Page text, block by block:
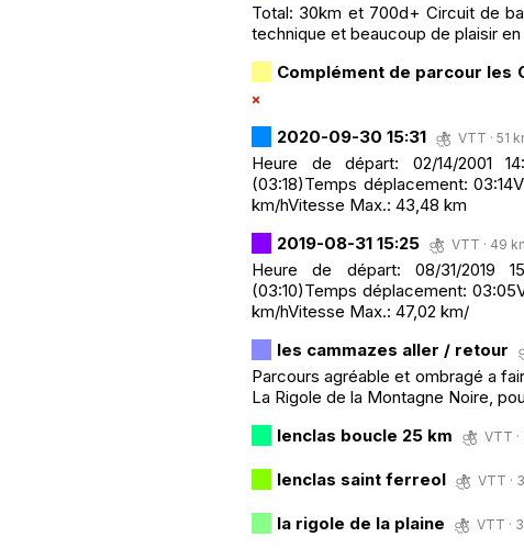
Total: 30km et 700d+ Circuit de
technique et beaucoup de plaisir
Complément de parcour les
2020-09-30 15:31 VTT · 51
Heure de départ: 02/14/2001
(03:18)Temps déplacement:
km/hVitesse Max.: 43,48 km
2019-08-31 15:25
VTT · 49
Heure de départ: 08/31/2019
(03:10)Temps déplacement:
km/hVitesse Max.: 47,02 km/
les cammazes aller / retour
Parcours agréable et ombragé a
La Rigole de la Montagne Noire,
lenclas boucle 25 km
VTT ·
lenclas saint ferreol VTT ·
la rigole de la plaine VTT ·